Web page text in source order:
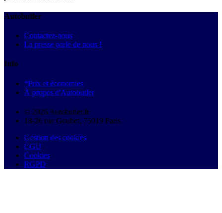
Autobutler
Contactez-nous
La presse parle de nous !
Info
*Prix et économies
À propos d'Autobutler
© 2026 Autobutler.fr
18-26 rue Goubet, 75019 Paris
Gestion des cookies
CGU
Cookies
RGPD